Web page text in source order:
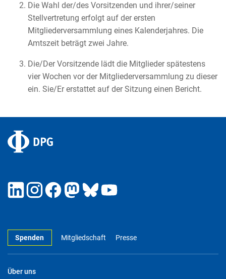
Die Wahl der/des Vorsitzenden und ihrer/seiner
Stellvertretung erfolgt auf der ersten
Mitgliederversammlung eines Kalenderjahres. Die
Amtszeit beträgt zwei Jahre.
Die/Der Vorsitzende lädt die Mitglieder spätestens
vier Wochen vor der Mitgliederversammlung zu dieser
ein. Sie/Er erstattet auf der Sitzung einen Bericht.
Spenden Mitgliedschaft Presse
Über uns